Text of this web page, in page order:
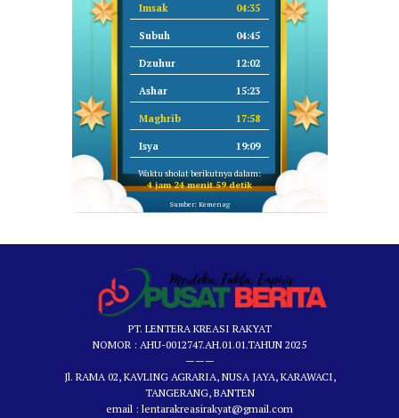
Imsak 04:35
Subuh 04:45
Dzuhur 12:02
Ashar 15:23
Maghrib 17:58
Isya 19:09
Waktu sholat berikutnya dalam:
4 jam 24 menit 59 detik
Sumber: Kemenag
PT. LENTERA KREASI RAKYAT
NOMOR : AHU-0012747.AH.01.01.TAHUN 2025
———
Jl. RAMA 02, KAVLING AGRARIA, NUSA JAYA, KARAWACI,
TANGERANG, BANTEN
email : lentarakreasirakyat@gmail.com